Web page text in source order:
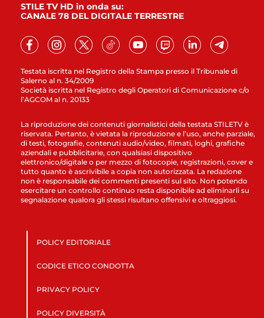
Testata iscritta nel Registro della Stampa presso il Tribunale di
Salerno al n. 34/2009
Società iscritta nel Registro degli Operatori di Comunicazione c/o
l’AGCOM al n. 20133
STILE TV HD in onda su:
CANALE 78 DEL DIGITALE TERRESTRE
La riproduzione dei contenuti giornalistici della testata STILETV è
riservata. Pertanto, è vietata la riproduzione e l’uso, anche parziale,
di testi, fotografie, contenuti audio/video, filmati, loghi, grafiche
aziendali e pubblicitarie, con qualsiasi dispositivo
elettronico/digitale o per mezzo di fotocopie, registrazioni, cover e
tutto quanto è ascrivibile a copia non autorizzata. La redazione
non è responsabile dei commenti presenti sul sito. Non potendo
esercitare un controllo continuo resta disponibile ad eliminarli su
segnalazione qualora gli stessi risultano offensivi e oltraggiosi.
POLICY EDITORIALE
CODICE ETICO CONDOTTA
PRIVACY POLICY
POLICY DIVERSITÀ